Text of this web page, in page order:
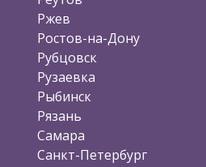
Ржев
Ростов-на-Дону
Рубцовск
Рузаевка
Рыбинск
Рязань
Самара
Санкт-Петербург